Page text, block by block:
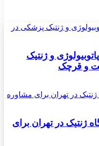
و ژنتیک
و قرچک
ژنتیک در تهران برای